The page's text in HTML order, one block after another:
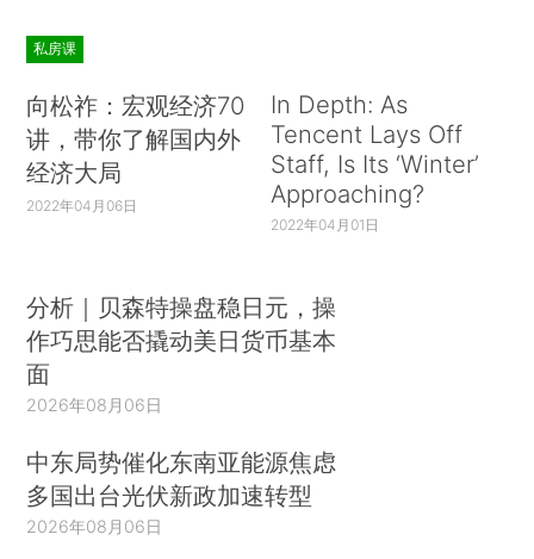
私房课
向松祚：宏观经济70
讲，带你了解国内外
经济大局
2022年04月06日
In Depth: As
Tencent Lays Off
Staff, Is Its ‘Winter’
Approaching?
2022年04月01日
分析｜贝森特操盘稳日元，操
作巧思能否撬动美日货币基本
面
2026年08月06日
中东局势催化东南亚能源焦虑
多国出台光伏新政加速转型
2026年08月06日